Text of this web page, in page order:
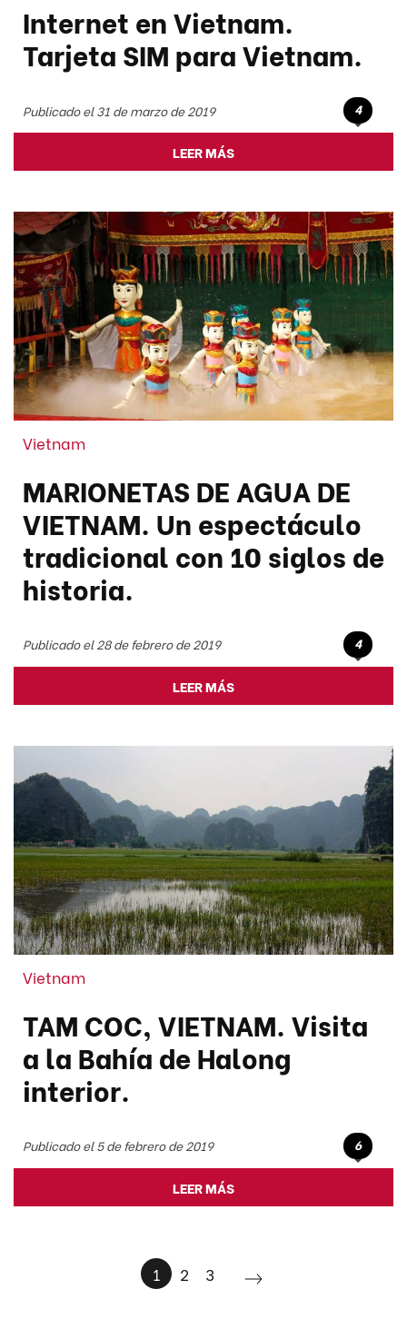
Internet en Vietnam.
Tarjeta SIM para Vietnam.
Publicado el 31 de marzo de 2019 4
LEER MÁS
Vietnam
MARIONETAS DE AGUA DE
VIETNAM. Un espectáculo
tradicional con 10 siglos de
historia.
Publicado el 28 de febrero de 2019 4
LEER MÁS
Vietnam
TAM COC, VIETNAM. Visita
a la Bahía de Halong
interior.
Publicado el 5 de febrero de 2019 6
LEER MÁS
1 2 3